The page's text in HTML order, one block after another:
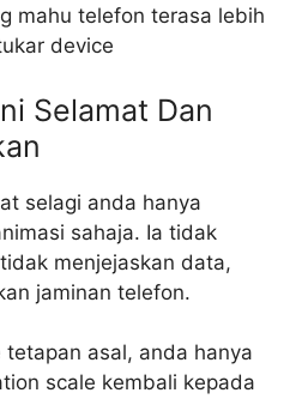
mahu telefon terasa lebih
device
Selamat Dan
selagi anda hanya
sahaja. Ia tidak
menjejaskan data,
jaminan telefon.
asal, anda hanya
scale kembali kepada